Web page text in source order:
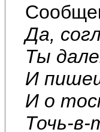
Да,
Ты
И
И о
Точь-